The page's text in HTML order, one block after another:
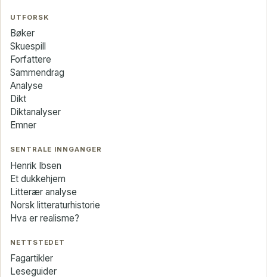
UTFORSK
Bøker
Skuespill
Forfattere
Sammendrag
Analyse
Dikt
Diktanalyser
Emner
SENTRALE INNGANGER
Henrik Ibsen
Et dukkehjem
Litterær analyse
Norsk litteraturhistorie
Hva er realisme?
NETTSTEDET
Fagartikler
Leseguider